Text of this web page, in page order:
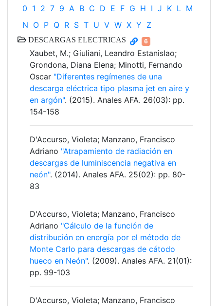
0 1 2 7 9 A B C D E F G H I J K L M
N O P Q R S T U V W X Y Z
DESCARGAS ELECTRICAS 6
Xaubet, M.; Giuliani, Leandro Estanislao;
Grondona, Diana Elena; Minotti, Fernando
Oscar "Diferentes regímenes de una
descarga eléctrica tipo plasma jet en aire y
en argón". (2015). Anales AFA. 26(03): pp.
154-158
D'Accurso, Violeta; Manzano, Francisco
Adriano "Atrapamiento de radiación en
descargas de luminiscencia negativa en
neón". (2014). Anales AFA. 25(02): pp. 80-
83
D'Accurso, Violeta; Manzano, Francisco
Adriano "Cálculo de la función de
distribución en energía por el método de
Monte Carlo para descargas de cátodo
hueco en Neón". (2009). Anales AFA. 21(01):
pp. 99-103
D'Accurso, Violeta; Manzano, Francisco